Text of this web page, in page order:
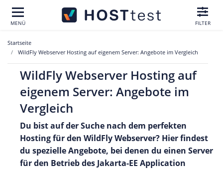
MENÜ FILTER
Startseite
WildFly Webserver Hosting auf eigenem Server: Angebote im Vergleich
WildFly Webserver Hosting auf
eigenem Server: Angebote im
Vergleich
Du bist auf der Suche nach dem perfekten
Hosting für den WildFly Webserver? Hier findest
du spezielle Angebote, bei denen du einen Server
für den Betrieb des Jakarta-EE Application